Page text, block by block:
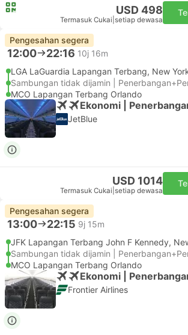
USD 498
Termasuk Cukai setiap dewasa
Pengesahan segera
12:00 22:16 10j 16m
LGA LaGuardia Lapangan Terbang, New
Sambungan tidak dijamin |
MCO Lapangan Terbang Orlando
Ekonomi |
JetBlue
USD 1014
Termasuk Cukai setiap dewasa
Pengesahan segera
13:00 22:15 9j 15m
JFK Lapangan Terbang John F Kennedy,
Sambungan tidak dijamin |
MCO Lapangan Terbang Orlando
Ekonomi |
Frontier Airlines